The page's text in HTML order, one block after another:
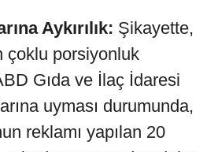
Aykırılık: Şikayette,
çoklu porsiyonluk
Gıda ve İlaç İdaresi
uyması durumunda,
reklamı yapılan 20